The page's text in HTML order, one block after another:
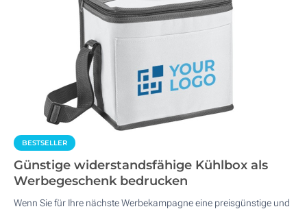
BESTSELLER
Günstige widerstandsfähige Kühlbox als
Werbegeschenk bedrucken
Wenn Sie für Ihre nächste Werbekampagne eine preisgünstige und